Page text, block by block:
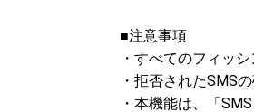
■注意事項
・すべてのフィッ
・拒否されたSMS
・本機能は、「